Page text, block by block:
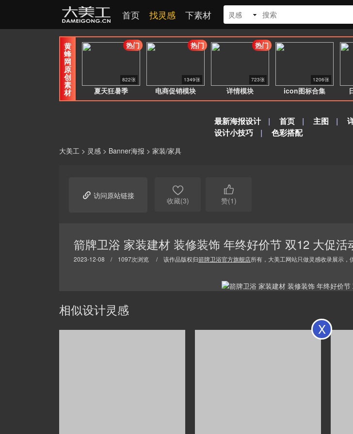
首页 找灵感 下素材 灵感
黄
蜂
网
原
创
素
材 夏天狂暑季
822张
热门
电商促销模块
1349张
热门
详情模块
723张
热门
icon图标合集
1206张
最新海报设计 | 首页 | 主图 |
设计小技巧
| 色彩搭配
大美工 > 灵感 > Banner海报 > 家装/家具
 访问原站链接 
收藏(3)

赞(1)
箭牌卫浴 家装建材 装修装饰 年终好价节 双12 大促活
2023-12-08 / 1097次浏览 / 该作品版权归箭牌卫浴官方旗舰店所有，大美工网站只做灵感收录展示，
相似设计灵感
X